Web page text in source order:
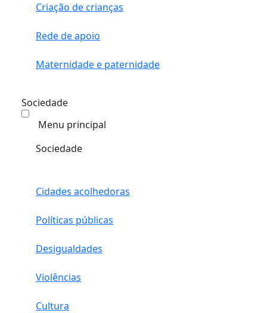
Criação de crianças
Rede de apoio
Maternidade e paternidade
Sociedade
Menu principal
Sociedade
Cidades acolhedoras
Políticas públicas
Desigualdades
Violências
Cultura